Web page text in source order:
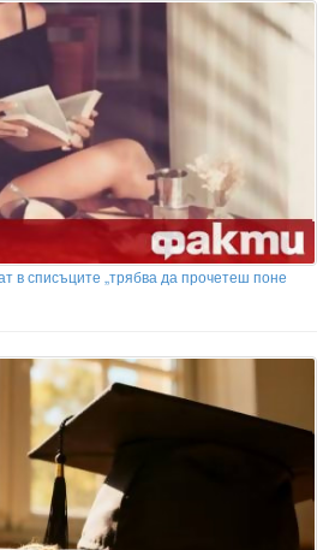
в списъците „трябва да прочетеш поне